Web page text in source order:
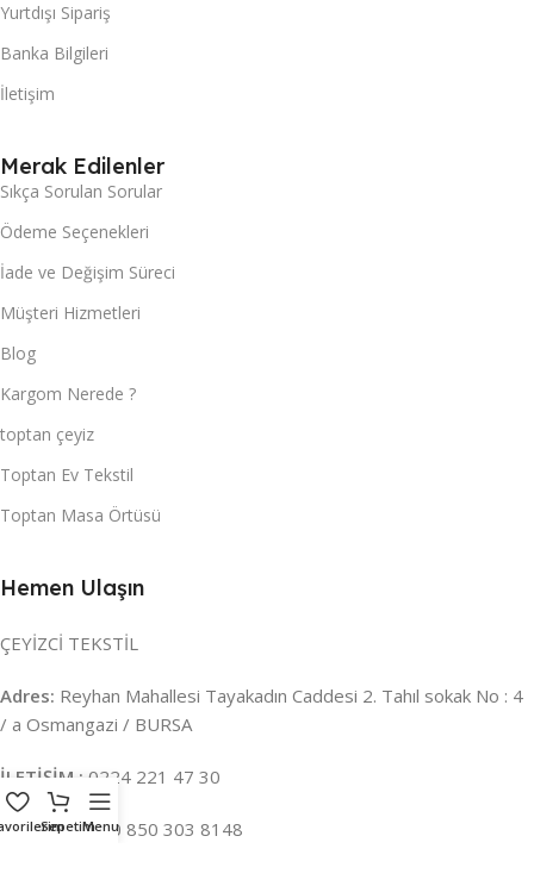
Yurtdışı Sipariş
Banka Bilgileri
İletişim
Merak Edilenler
Sıkça Sorulan Sorular
Ödeme Seçenekleri
İade ve Değişim Süreci
Müşteri Hizmetleri
Blog
Kargom Nerede ?
toptan çeyiz
Toptan Ev Tekstil
Toptan Masa Örtüsü
Hemen Ulaşın
ÇEYİZCİ TEKSTİL
Adres: Reyhan Mahallesi Tayakadın Caddesi 2. Tahıl sokak No : 4
/ a Osmangazi / BURSA
İLETİŞİM : 0224 221 47 30
WHATSAPP :0 850 303 8148
SepetimMenu